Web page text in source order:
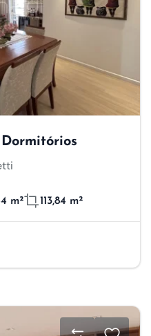
m² 113,84 m²